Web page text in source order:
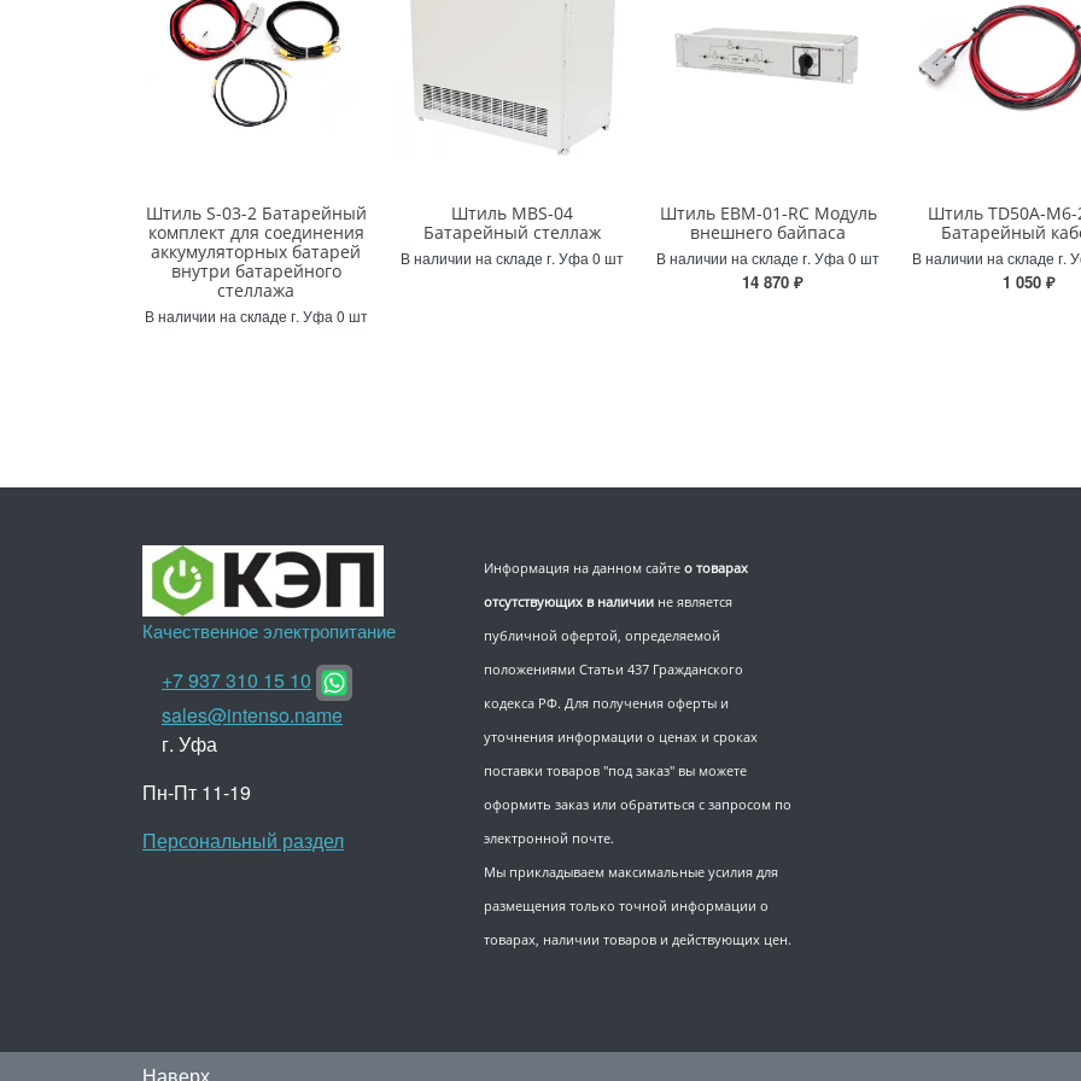
Штиль S-03-2 Батарейный
комплект для соединения
аккумуляторных батарей
внутри батарейного
стеллажа
В наличии на складе г. Уфа 0 шт
Штиль MBS-04
Батарейный стеллаж
В наличии на складе г. Уфа 0 шт
Штиль EBM-01-RC Модуль
внешнего байпаса
В наличии на складе г. Уфа 0 шт
14 870 ₽
Штиль TD50А-М6-
Батарейный
В наличии на складе г.
1 050 ₽
Информация на данном сайте о товарах
отсутствующих в наличии не является
публичной офертой, определяемой
положениями Статьи 437 Гражданского
кодекса РФ. Для получения оферты и
уточнения информации о ценах и сроках
поставки товаров "под заказ" вы можете
оформить заказ или обратиться с запросом по
электронной почте.
Мы прикладываем максимальные усилия для
размещения только точной информации о
товарах, наличии товаров и действующих цен.
Качественное электропитание
+7 937 310 15 10
sales@intenso.name
г. Уфа
Пн-Пт 11-19
Персональный раздел